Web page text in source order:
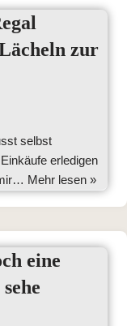
zur
selbst
erledigen
Mehr lesen »
eine